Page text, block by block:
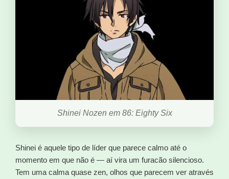
Shinei Nozen em 86: Eighty Six
Shinei é aquele tipo de líder que parece calmo até o
momento em que não é — aí vira um furacão silencioso.
Tem uma calma quase zen, olhos que parecem ver através